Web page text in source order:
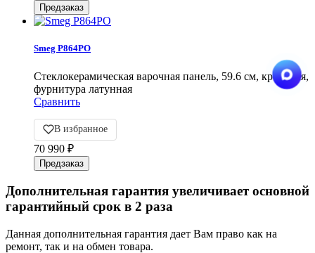
Smeg P864PO
Cтеклокерамическая варочная панель, 59.6 см, кремовая,
фурнитура латунная
Сравнить
В избранное
70 990 ₽
Дополнительная гарантия увеличивает основной
гарантийный срок в 2 раза
Данная дополнительная гарантия дает Вам право как на
ремонт, так и на обмен товара.